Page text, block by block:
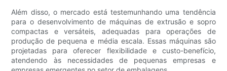
Além disso, o mercado está testemunhando uma tendência
para o desenvolvimento de máquinas de extrusão e sopro
compactas e versáteis, adequadas para operações de
produção de pequena e média escala. Essas máquinas são
projetadas para oferecer flexibilidade e custo-benefício,
atendendo às necessidades de pequenas empresas e